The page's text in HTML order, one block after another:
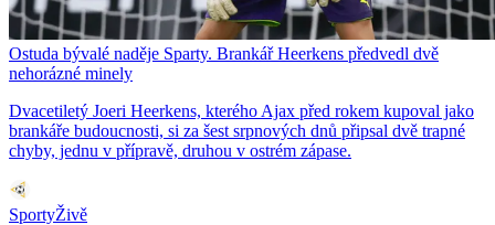
Ostuda bývalé naděje Sparty. Brankář Heerkens předvedl dvě
nehorázné minely
Dvacetiletý Joeri Heerkens, kterého Ajax před rokem kupoval jako
brankáře budoucnosti, si za šest srpnových dnů připsal dvě trapné
chyby, jednu v přípravě, druhou v ostrém zápase.
SportyŽivě